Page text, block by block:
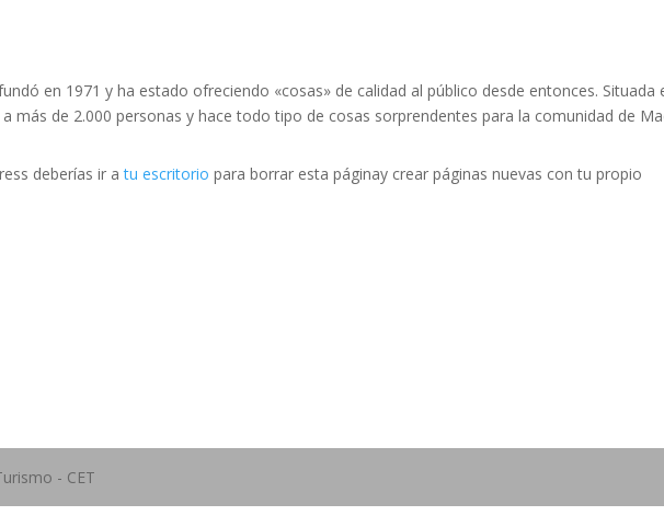
en 1971 y ha estado ofreciendo «cosas» de calidad al público desde entonces. Situada
a más de 2.000 personas y hace todo tipo de cosas sorprendentes para la comunidad de
deberías ir atu escritorio para borrar esta páginay crear páginas nuevas con tu propio
- CET